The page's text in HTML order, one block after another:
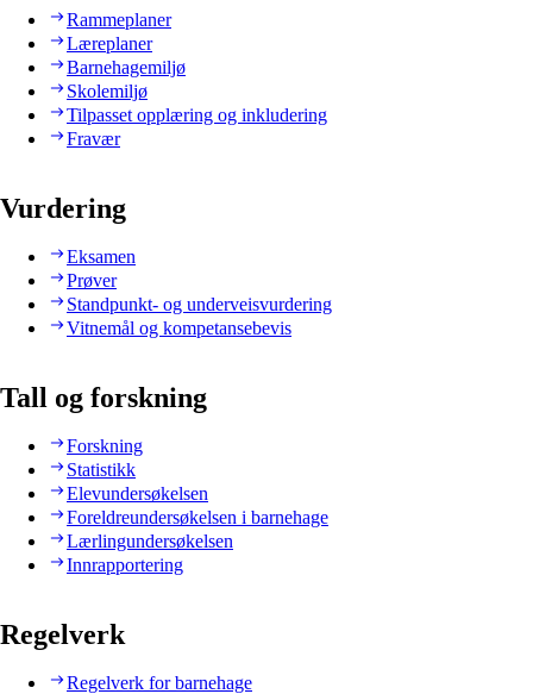
Rammeplaner
Læreplaner
Barnehagemiljø
Skolemiljø
Tilpasset opplæring og inkludering
Fravær
Vurdering
Eksamen
Prøver
Standpunkt- og underveisvurdering
Vitnemål og kompetansebevis
Tall og forskning
Forskning
Statistikk
Elevundersøkelsen
Foreldreundersøkelsen i barnehage
Lærlingundersøkelsen
Innrapportering
Regelverk
Regelverk for barnehage